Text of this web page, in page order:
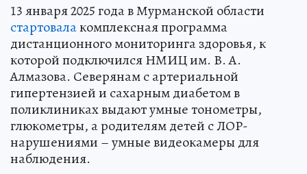
13 января 2025 года в Мурманской области
стартовалакомплексная программа
дистанционного мониторинга здоровья, к
которой подключился НМИЦ им. В. А.
Алмазова. Северянам с артериальной
гипертензией и сахарным диабетом в
поликлиниках выдают умные тонометры,
глюкометры, а родителям детей с ЛОР-
нарушениями – умные видеокамеры для
наблюдения.